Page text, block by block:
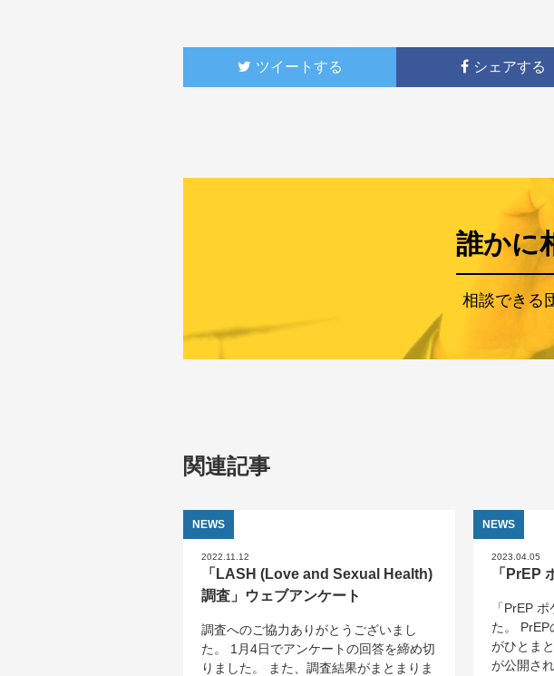
ツイートする シェアする
誰かに
相談できる
関連記事
NEWS
2022.11.12
「LASH (Love and Sexual Health)
調査」ウェブアンケート
調査へのご協力ありがとうございまし
た。 1月4日でアンケートの回答を締め切
りました。 また、調査結果がまとまりま
NEWS
2023.04.05
「PrEP
「PrEP
た。 PrEP
がひとま
が公開さ